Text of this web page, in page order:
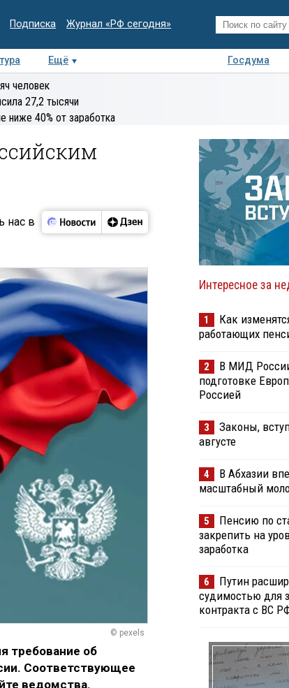
Подписка Журнал «РФ сегодня»
Ещё Госдума
Колумнисты
человек
27,2 тысячи
ниже 40% от заработка
нас в
© pexels
требование об
Соответствующее
ведомства.
Интересное за
1
Как
работающих
2
В МИД
подготовке
Россией
3
Законы,
августе
4
В Абхазии
масштабный
5
Пенсию по
закрепить на
заработка
6
Путин
судимостью для
контракта с ВС